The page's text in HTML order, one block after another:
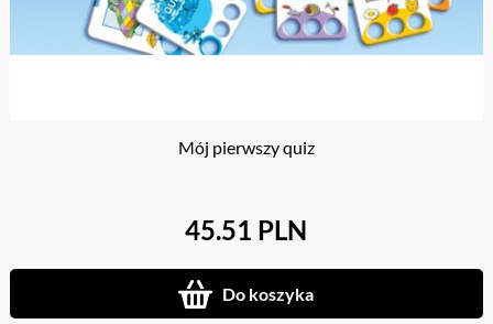
Mój pierwszy quiz
45.51 PLN
Do koszyka